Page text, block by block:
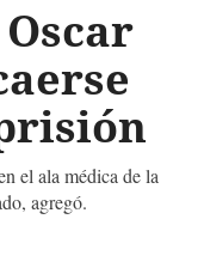
el ala médica de la
agregó.